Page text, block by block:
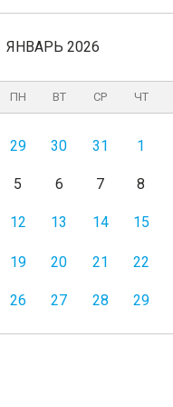
ЯНВАРЬ 2026
ПН ВТ СР ЧТ
29 30 31 1
5 6 7 8
12 13 14 15
19 20 21 22
26 27 28 29